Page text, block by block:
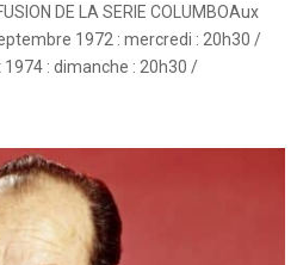
DE LA SERIE COLUMBOAux
1972 : mercredi : 20h30 /
: dimanche : 20h30 /